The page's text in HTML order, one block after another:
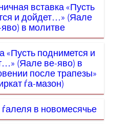
вставка «Пусть
и дойдет…» (Яале
в молитве
«Пусть поднимется и
(Яале ве-яво) в
после трапезы»
ѓа-мазон)
ѓалеля в новомесячье